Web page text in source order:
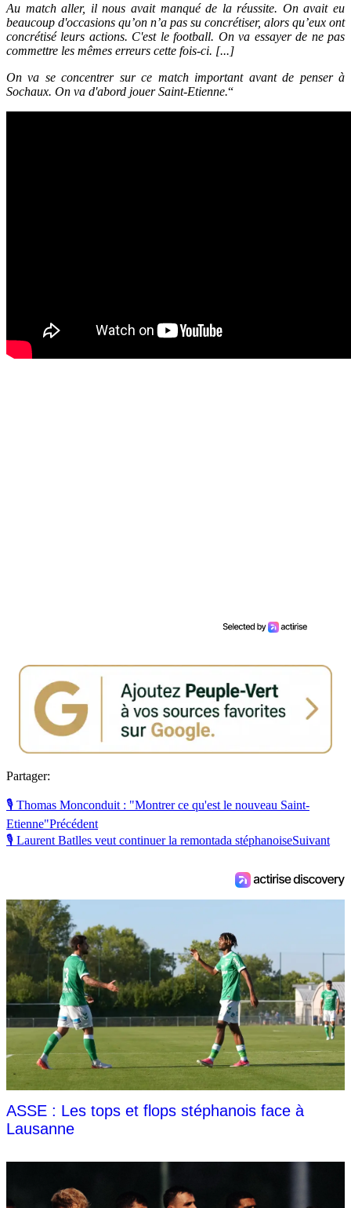
Au match aller, il nous avait manqué de la réussite. On avait eu
beaucoup d'occasions qu’on n’a pas su concrétiser, alors qu’eux ont
concrétisé leurs actions. C'est le football. On va essayer de ne pas
commettre les mêmes erreurs cette fois-ci. [...]
On va se concentrer sur ce match important avant de penser à
Sochaux. On va d'abord jouer Saint-Etienne.“
Partager:
🎙 Thomas Monconduit : "Montrer ce qu'est le nouveau Saint-
Etienne"Précédent
🎙 Laurent Batlles veut continuer la remontada stéphanoiseSuivant
ASSE : Les tops et flops stéphanois face à
Lausanne